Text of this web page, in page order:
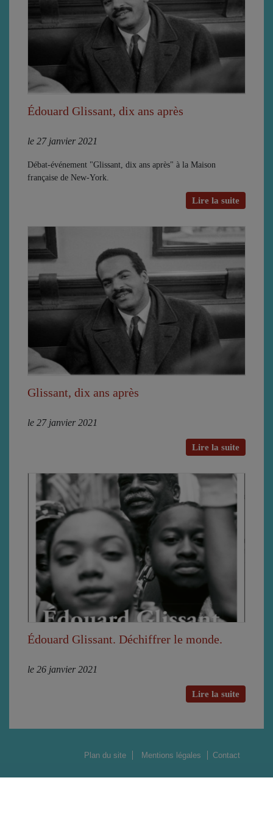
Édouard Glissant, dix ans après
le 27 janvier 2021
Débat-événement "Glissant, dix ans après" à la Maison
française de New-York.
Lire la suite
Glissant, dix ans après
le 27 janvier 2021
Lire la suite
Édouard Glissant. Déchiffrer le monde.
le 26 janvier 2021
Lire la suite
Plan du site Mentions légales Contact